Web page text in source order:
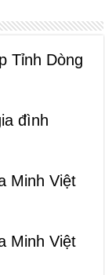
Tỉnh Dòng
đình
Minh Việt
Minh Việt